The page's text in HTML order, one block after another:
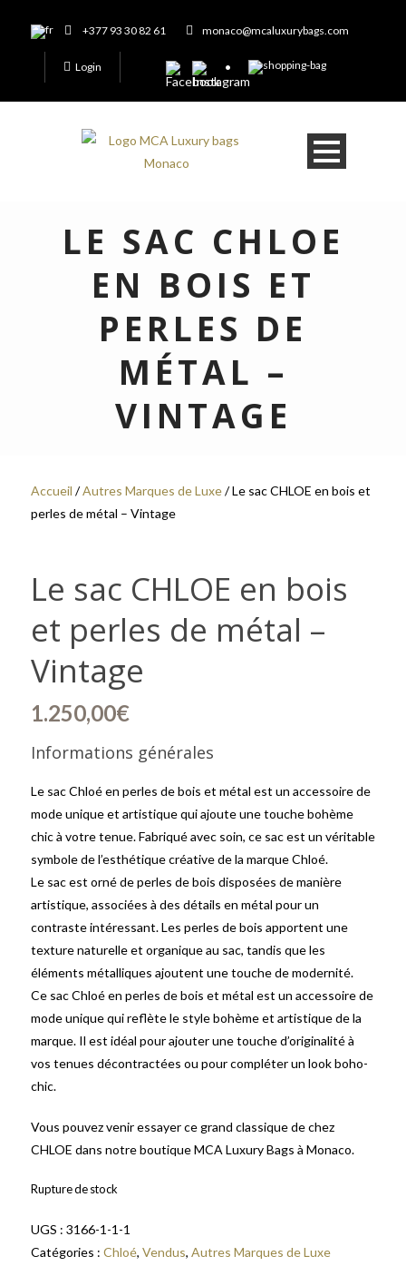
+377 93 30 82 61 monaco@mcaluxurybags.com
Login
LE SAC CHLOE
EN BOIS ET
PERLES DE
MÉTAL –
VINTAGE
Accueil /Autres Marques de Luxe/ Le sac CHLOE en bois et
perles de métal – Vintage
Le sac CHLOE en bois
et perles de métal –
Vintage
1.250,00€
Informations générales
Le sac Chloé en perles de bois et métal est un accessoire de
mode unique et artistique qui ajoute une touche bohème
chic à votre tenue. Fabriqué avec soin, ce sac est un véritable
symbole de l’esthétique créative de la marque Chloé.
Le sac est orné de perles de bois disposées de manière
artistique, associées à des détails en métal pour un
contraste intéressant. Les perles de bois apportent une
texture naturelle et organique au sac, tandis que les
éléments métalliques ajoutent une touche de modernité.
Ce sac Chloé en perles de bois et métal est un accessoire de
mode unique qui reflète le style bohème et artistique de la
marque. Il est idéal pour ajouter une touche d’originalité à
vos tenues décontractées ou pour compléter un look boho-
chic.
Vous pouvez venir essayer ce grand classique de chez
CHLOE dans notre boutique MCA Luxury Bags à Monaco.
Rupture de stock
UGS : 3166-1-1-1
Catégories : Chloé, Vendus, Autres Marques de Luxe